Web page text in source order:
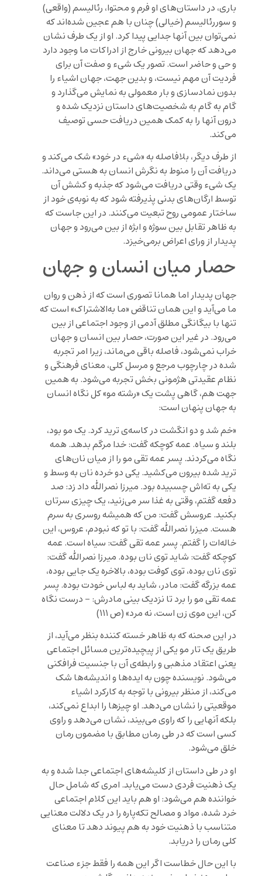
باری، در داستان‌های او فرم و محتوا، رئالیسم (واقعی)
و سوررئالیسم (خیالی) چنان با هم عجین شده‌اند که
نمی‌توان بین آنها جدایی پیدا کرد. او از یک طرف نشان
می‌دهد که جهان بیرونی خارج از ادراکات ما وجود دارد
و حی و حاضر است. تصور یک شیء و صفت آن برای
فردیت آن مهم نیست، و بدین جهت، جهان اشیاء را
بدون نمادسازی و بار معمولی به نمایش می‌گذارد و
گام به گام به شخصیت‌های داستان نزدیک شده و
درون آنها را به کمک همین دریافت حسی توصیف
می‌کند.
از طرف دیگر، بلافاصله به «شیء در خود» شک می‌کند و
دریافت آن را منوط به نگرش انسان به هستی می‌داند.
یک شیء وقتی دریافت می‌شود که جذبه و کشش آن
توسط ارگان‌های بدنی پذیرفته شود که به نوبه‌ی خود از
ساختار عمومی روح تبعیت می‌کنند. در این جاست که
به ظاهر تقابل بین سوژه و ابژه از بین می‌رود و جهان
پدیدار از ورای اعراض برمی‌خیزد.
حصار میان انسان و جهان
جهان پدیدار اما همانا تصوری است که از ذهن و روان
ما می‌آید و این همان تناقض «ما به‌الاشتراک» است که
تنها با بیگانگی مطلق آدمی از وجود اجتماعی از بین
می‌رود. در غیر این صورت، حصار بین انسان و جهان
خراب نمی‌شود، فاصله باقی می‌ماند، زیرا امر تجربه
شده در چارچوب مرجع و مرسل کلی، معنای فرهنگی و
نظام عقیدتی هژمونی بخش تجربه می‌شود. به همین
جهت هم، گاهی پشت یک «رشته مو» کل نگاه انسان
به جهان پنهان است:
«خم شد و دو انگشت در کاسه‌ی ترید کرد. یک مو بود،
بلند و سیاه. عمه کوچکه گفت: خدا مرگم بدهد. همه
نگاه می‌کردند. پسر عمه تقی مو را از میان نان‌های
ترید شده بیرون می‌کشید. یکی دو خرده نان به وسط و
یکی به ته‌اش چسبیده بود. میرزا نصرالله داد زد: صد
دفعه گفتم، وقتی به غذا سر می‌زنید، یک چیزی سرتان
بکنید. عروسش گفت: من که همیشه روسری به سرم
هست. میزرا نصرالله گفت: با تو که نبودم، عروس، این
خاله‌ات را گفتم. پسر عمه تقی گفت: سیاه است. عمه
کوچکه گفت: شاید توی نان بوده. میرزا نصرالله گفت:
توی نان بوده، توی کوفت بوده، بالاخره یک جایی بوده،
عمه بزرگه گفت: مادر، شاید به لباس خودت بوده. پسر
عمه تقی مو را برد تا نزدیک بینی مادرش: – درست نگاه
کن، این موی زن است، نه مرد» (ص ۱۱۱)
در این صحنه که به ظاهر خسته کننده بنظر می‌آید، از
طریق یک تار مو یکی از پیچیده‌ترین مسائل اجتماعی
یعنی اعتقاد مذهبی و رابطه‌ی آن با جنسیت فرافکنی
می‌شود. نویسنده چون به ایده‌ها و اندیشه‌ها شک
می‌کند، از منظر بیرونی با توجه به کارکرد اشیاء
موقعیتی را نشان می‌دهد. او چیزها را ابداع نمی‌کند،
بلکه آنهایی را که راوی می‌بیند، نشان می‌دهد و راوی
کسی است که در طی رمان مطابق با مضمون رمان
خلق می‌شود.
او در طی داستان از کلیشه‌های اجتماعی جدا شده و به
یک ذهنیت فردی دست می‌یابد. امری که شامل حال
خواننده هم می‌شود: او هم باید این کلام اجتماعی
خرد شده، مواد و مصالح تکه‌پاره را در یک دلالت معنایی
متناسب با ذهنیت خود به هم پیوند دهد تا معنای
کلی رمان را دریابد.
با این حال خطاست اگر این همه را فقط جزء صناعت